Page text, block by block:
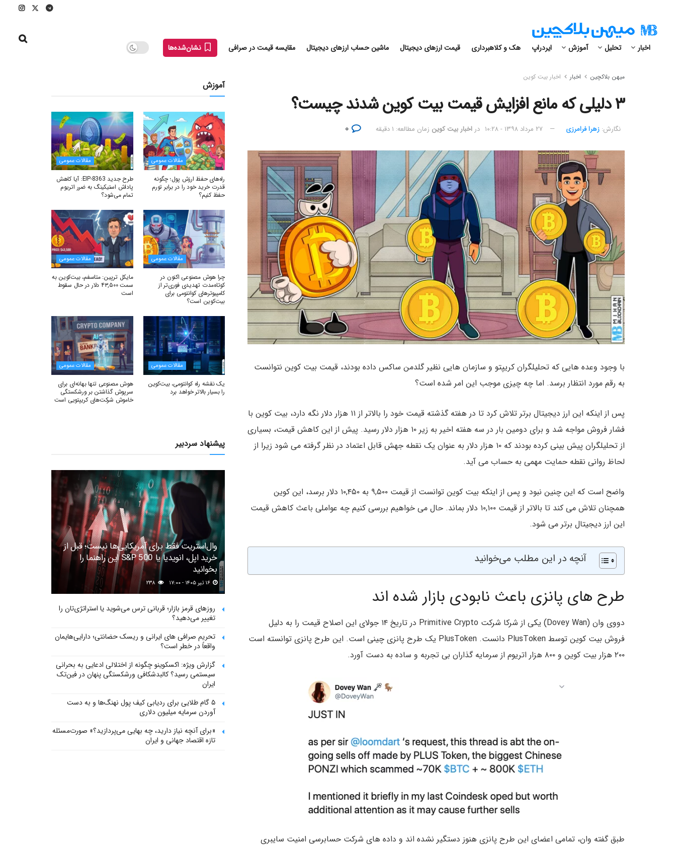
اخبار تحلیل آموزش ایردراپ هک و کلاهبرداری قیمت ارزهای دیجیتال ماشین حساب ارزهای دیجیتال مقایسه قیمت در صرافی نشان‌شده‌ها
میهن بلاکچین اخبار اخبار بیت کوین
۳ دلیلی که مانع افزایش قیمت بیت کوین شدند چیست؟
نگارش:‌ زهرا فرامرزی ۲۷ مرداد ۱۳۹۸ - ۱۰:۲۸ در اخبار بیت کوین زمان مطالعه: ۱ دقیقه
با وجود وعده هایی که تحلیلگران کریپتو و سازمان هایی نظیر گلدمن ساکس داده بودند،‌ قیمت بیت کوین نتوانست
به رقم مورد انتظار برسد. اما چه چیزی موجب این امر شده است؟
پس از اینکه این ارز دیجیتال برتر تلاش کرد تا در هفته گذشته قیمت خود را بالاتر از ۱۱ هزار دلار نگه دارد، بیت کوین با
فشار فروش مواجه شد و برای دومین بار در سه هفته اخیر به زیر ۱۰ هزار دلار رسید. پیش از این کاهش قیمت، بسیاری
از تحلیلگران پیش بینی کرده بودند که ۱۰ هزار دلار به عنوان یک نقطه جهش قابل اعتماد در نظر گرفته می شود زیرا از
لحاظ روانی نقطه حمایت مهمی به حساب می آید.
واضح است که این چنین نبود و پس از اینکه بیت کوین توانست از قیمت ۹,۵۰۰ به ۱۰,۴۵۰ دلار برسد، این کوین
همچنان تلاش می کند تا بالاتر از قیمت ۱۰,۱۰۰ دلار بماند. حال می خواهیم بررسی کنیم چه عواملی باعث کاهش قیمت
این ارز دیجیتال برتر می شود.
آنچه در این مطلب می‌خوانید
طرح های پانزی باعث نابودی بازار شده اند
دووی وان (Dovey Wan) یکی از شرکا شرکت Primitive Crypto در تاریخ ۱۴ جولای این اصلاح قیمت را به دلیل
فروش بیت کوین توسط PlusToken دانست. PlusToken یک طرح پانزی چینی است. این طرح پانزی توانسته است
۲۰۰ هزار بیت کوین و ۸۰۰ هزار اتریوم از سرمایه گذاران بی تجربه و ساده به دست آورد.
طبق گفته وان، تمامی اعضای این طرح پانزی هنوز دستگیر نشده اند و داده های شرکت حسابرسی امنیت سایبری
آموزش
مقالات عمومی
راه‌های حفظ ارزش پول؛ چگونه
قدرت خرید خود را در برابر تورم
حفظ کنیم؟
مقالات عمومی
طرح جدید EIP-8363: آیا کاهش
پاداش استیکینگ به ضرر اتریوم
تمام می‌شود؟
مقالات عمومی
چرا هوش مصنوعی اکنون در
کوتاه‌مدت تهدیدی فوری‌تر از
کامپیوترهای کوانتومی برای
بیت‌کوین است؟
مقالات عمومی
مایکل ترپین: متاسفم، بیت‌کوین به
سمت ۴۳,۵۰۰ دلار در حال سقوط
است
مقالات عمومی
یک نقشه راه کوانتومی، بیت‌کوین
را بسیار بالاتر خواهد برد
مقالات عمومی
هوش مصنوعی تنها بهانه‌ای برای
سرپوش گذاشتن بر ورشکستگی
خاموش شرکت‌های کریپتویی است
پیشنهاد سردبیر
وال‌استریت فقط برای آمریکایی‌ها نیست؛ قبل از
خرید اپل، انویدیا یا S&P 500 این راهنما را
بخوانید
روزهای قرمز بازار؛ قربانی ترس می‌شوید یا استراتژی‌تان را
تغییر می‌دهید؟
تحریم صرافی های ایرانی و ریسک حضانتی؛ دارایی‌هایمان
واقعاً در خطر است؟
گزارش ویژه: اکسکوینو چگونه از اختلالی ادعایی به بحرانی
سیستمی رسید؟ کالبدشکافی ورشکستگی پنهان در فین‌تک
ایران
۵ گام طلایی برای ردیابی کیف پول‌ نهنگ‌ها و به دست
آوردن سرمایه میلیون دلاری
«برای آنچه نیاز دارید، چه بهایی می‌پردازید؟» صورت‌مسئله
تازه اقتصاد جهانی و ایران